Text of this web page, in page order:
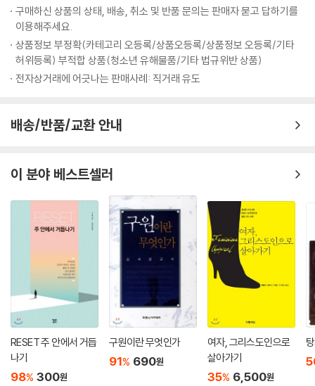
구매하신 상품의 상태, 배송, 취소 및 반품 문의는 판매자 묻고 답하기를
이용해주세요.
상품정보 부정확(카테고리 오등록/상품오등록/상품정보 오등록/기타
허위등록) 부적합 상품(청소년 유해물품/기타 법규위반 상품)
전자상거래에 어긋나는 판매사례: 직거래 유도
배송/반품/교환 안내
이 분야 베스트셀러
RESET 주 안에서 거듭
나기
98% 300원
구원이란 무엇인가
91% 690원
여자, 그리스도인으로
살아가기
35% 6,500원